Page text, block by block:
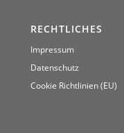
RECHTLICHES
Impressum
Datenschutz
Cookie Richtlinien (EU)